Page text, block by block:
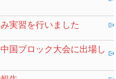
実習を行いました
国ブロック大会に出場し